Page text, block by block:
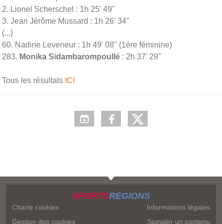
2. Lionel Scherschel : 1h 25' 49"
3. Jean Jérôme Mussard : 1h 26' 34"
(...)
60. Nadine Leveneur : 1h 49' 08" (1ère féminine)
283. Monika Sidambarompoullé : 2h 37' 29"
Tous les résultats ICI
SPORTSREGIONS
Charte cookies
Gestion des cookies
Informations légales
Signaler un contenu